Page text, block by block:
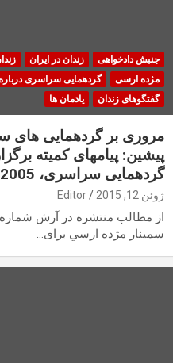
جنبش دادخواهی زندان در ایران
مژده ارسی
گردهمایی سراسری
گفتگوهای زندان
یادمان ها
مروری بر گردهمایی های
پیشین: پیامهای کمیته
گردهمایی سراسری، 2005، کلن
ژوئن 12, 2015 Editor
سمينار مژده ارسي برای…